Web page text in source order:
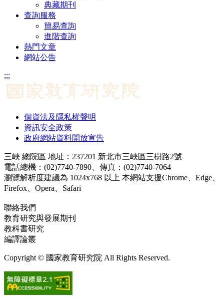
典藏期刊
查詢服務
簡易查詢
進階查詢
熱門文章
網站公告
:::
個資法及隱私權聲明
資訊安全政策
政府網站資料開放宣告
三峽 總院區 地址：237201 新北市三峽區三樹路2號
電話總機：(02)7740-7890、傳真：(02)7740-7064
瀏覽解析度建議為 1024x768 以上 本網站支援Chrome、Edge、
Firefox、Opera、Safari
聯絡我們
教育研究與發展期刊
教科書研究
編譯論叢
Copyright © 國家教育研究院 All Rights Reserved.